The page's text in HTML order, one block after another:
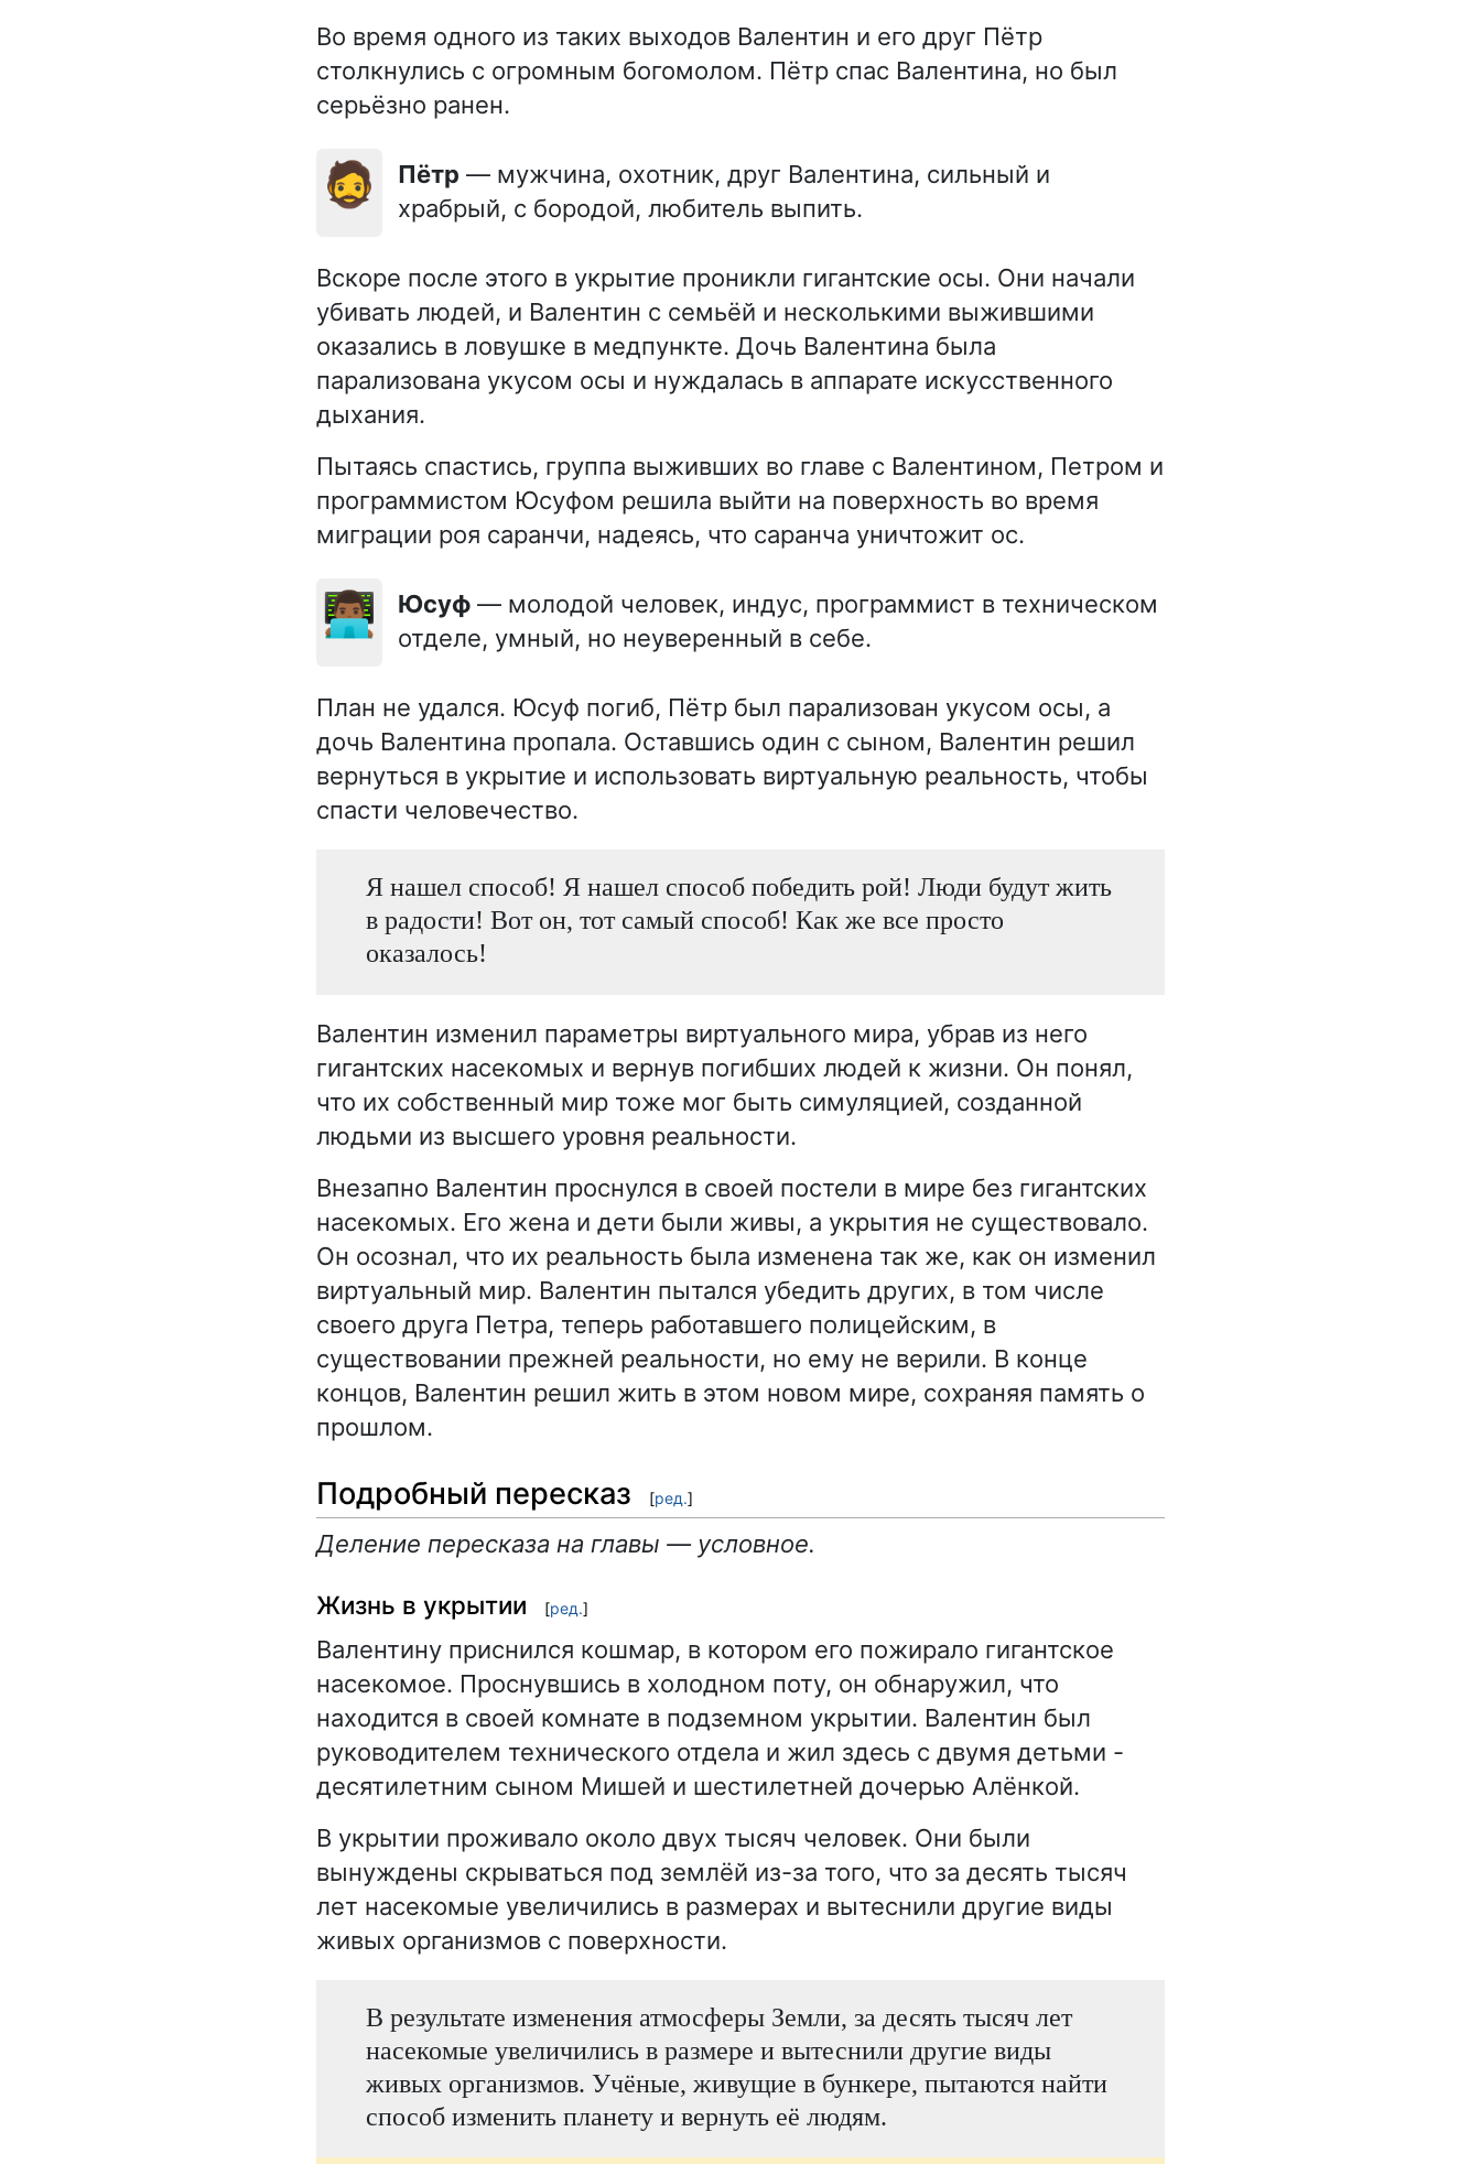
Во время одного из таких выходов Валентин и его друг Пётр
столкнулись с огромным богомолом. Пётр спас Валентина, но был
серьёзно ранен.
🧔 Пётр — мужчина, охотник, друг Валентина, сильный и
храбрый, с бородой, любитель выпить.
Вскоре после этого в укрытие проникли гигантские осы. Они начали
убивать людей, и Валентин с семьёй и несколькими выжившими
оказались в ловушке в медпункте. Дочь Валентина была
парализована укусом осы и нуждалась в аппарате искусственного
дыхания.
Пытаясь спастись, группа выживших во главе с Валентином, Петром и
программистом Юсуфом решила выйти на поверхность во время
миграции роя саранчи, надеясь, что саранча уничтожит ос.
👨🏾‍💻 Юсуф — молодой человек, индус, программист в техническом
отделе, умный, но неуверенный в себе.
План не удался. Юсуф погиб, Пётр был парализован укусом осы, а
дочь Валентина пропала. Оставшись один с сыном, Валентин решил
вернуться в укрытие и использовать виртуальную реальность, чтобы
спасти человечество.
Я нашел способ! Я нашел способ победить рой! Люди будут жить
в радости! Вот он, тот самый способ! Как же все просто
оказалось!
Валентин изменил параметры виртуального мира, убрав из него
гигантских насекомых и вернув погибших людей к жизни. Он понял,
что их собственный мир тоже мог быть симуляцией, созданной
людьми из высшего уровня реальности.
Внезапно Валентин проснулся в своей постели в мире без гигантских
насекомых. Его жена и дети были живы, а укрытия не существовало.
Он осознал, что их реальность была изменена так же, как он изменил
виртуальный мир. Валентин пытался убедить других, в том числе
своего друга Петра, теперь работавшего полицейским, в
существовании прежней реальности, но ему не верили. В конце
концов, Валентин решил жить в этом новом мире, сохраняя память о
прошлом.
Подробный пересказ [ред.]
Деление пересказа на главы — условное.
Жизнь в укрытии [ред.]
Валентину приснился кошмар, в котором его пожирало гигантское
насекомое. Проснувшись в холодном поту, он обнаружил, что
находится в своей комнате в подземном укрытии. Валентин был
руководителем технического отдела и жил здесь с двумя детьми -
десятилетним сыном Мишей и шестилетней дочерью Алёнкой.
В укрытии проживало около двух тысяч человек. Они были
вынуждены скрываться под землёй из-за того, что за десять тысяч
лет насекомые увеличились в размерах и вытеснили другие виды
живых организмов с поверхности.
В результате изменения атмосферы Земли, за десять тысяч лет
насекомые увеличились в размере и вытеснили другие виды
живых организмов. Учёные, живущие в бункере, пытаются найти
способ изменить планету и вернуть её людям.